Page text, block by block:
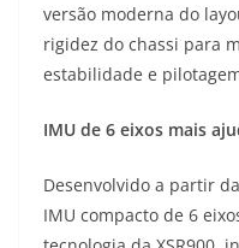
versão moderna do
rigidez do chassi para
estabilidade e
IMU de 6 eixos mais
Desenvolvido a partir
IMU compacto de 6